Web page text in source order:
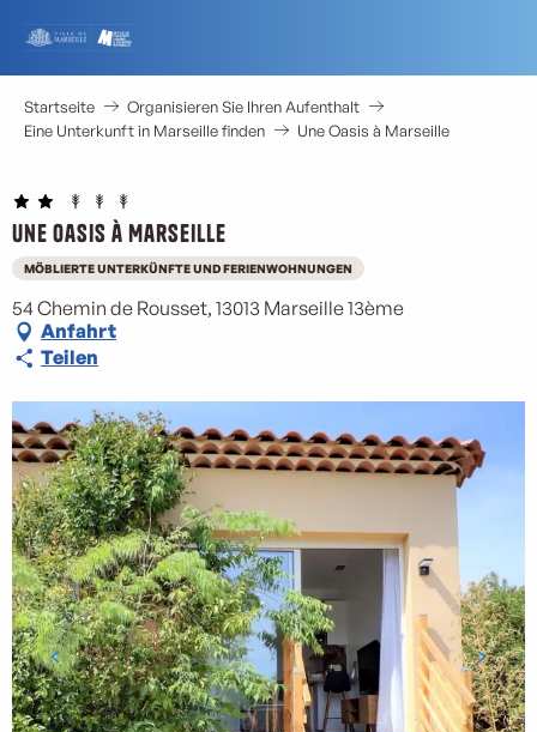
contenu
principal
Startseite
Organisieren Sie Ihren Aufenthalt
Eine Unterkunft in Marseille finden
Une Oasis à Marseille
Une Oasis à Marseille
MÖBLIERTE UNTERKÜNFTE UND FERIENWOHNUNGEN
54 Chemin de Rousset, 13013 Marseille 13ème
Anfahrt
Teilen